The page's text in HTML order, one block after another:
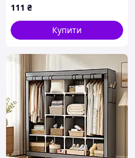
зручного пошуку
речей.
111 ₴
Купити